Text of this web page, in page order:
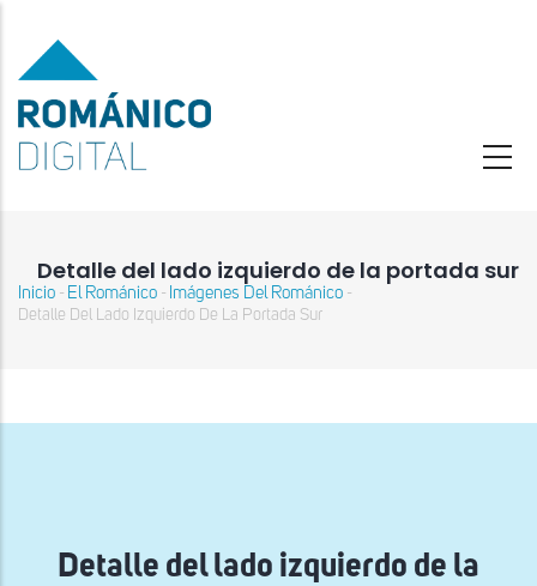
contenido
principal
Detalle del lado izquierdo de la portada sur
Sobrescribir
ayuda
Inicio - El Románico - Imágenes Del Románico -
Detalle Del Lado Izquierdo De La Portada Sur
Detalle del lado izquierdo de la